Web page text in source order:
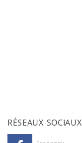
RÉSEAUX SOCIAUX